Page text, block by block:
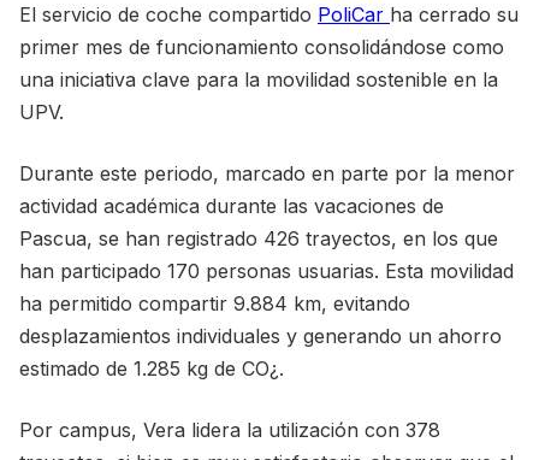
El servicio de coche compartido PoliCar ha cerrado su
primer mes de funcionamiento consolidándose como
una iniciativa clave para la movilidad sostenible en la
UPV.
Durante este periodo, marcado en parte por la menor
actividad académica durante las vacaciones de
Pascua, se han registrado 426 trayectos, en los que
han participado 170 personas usuarias. Esta movilidad
ha permitido compartir 9.884 km, evitando
desplazamientos individuales y generando un ahorro
estimado de 1.285 kg de CO¿.
Por campus, Vera lidera la utilización con 378